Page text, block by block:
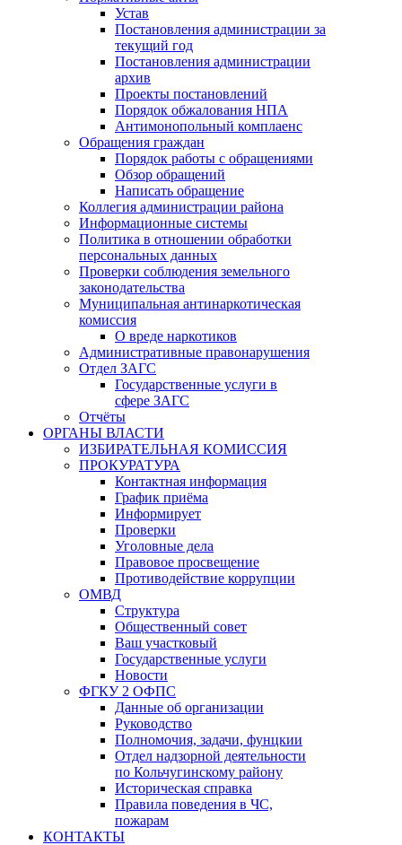
Устав
Постановления администрации за
текущий год
Постановления администрации
архив
Проекты постановлений
Порядок обжалования НПА
Антимонопольный комплаенс
Обращения граждан
Порядок работы с обращениями
Обзор обращений
Написать обращение
Коллегия администрации района
Информационные системы
Политика в отношении обработки
персональных данных
Проверки соблюдения земельного
законодательства
Муниципальная антинаркотическая
комиссия
О вреде наркотиков
Административные правонарушения
Отдел ЗАГС
Государственные услуги в
сфере ЗАГС
Отчёты
ОРГАНЫ ВЛАСТИ
ИЗБИРАТЕЛЬНАЯ КОМИССИЯ
ПРОКУРАТУРА
Контактная информация
График приёма
Информирует
Проверки
Уголовные дела
Правовое просвещение
Противодействие коррупции
ОМВД
Структура
Общественный совет
Ваш участковый
Государственные услуги
Новости
ФГКУ 2 ОФПС
Данные об организации
Руководство
Полномочия, задачи, фунцкии
Отдел надзорной деятельности
по Кольчугинскому району
Историческая справка
Правила поведения в ЧС,
пожарам
КОНТАКТЫ